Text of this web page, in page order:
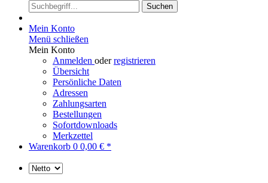
Suchen
Mein Konto
Menü schließen
Mein Konto
Anmelden oderregistrieren
Übersicht
Persönliche Daten
Adressen
Zahlungsarten
Bestellungen
Sofortdownloads
Merkzettel
Warenkorb 0 0,00 € *